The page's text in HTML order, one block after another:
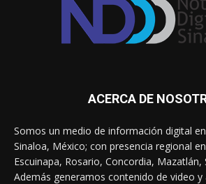
ACERCA DE
Somos un medio de información digital
Sinaloa, México; con presencia regional
Escuinapa, Rosario, Concordia, Mazatlán,
Además generamos contenido de video y